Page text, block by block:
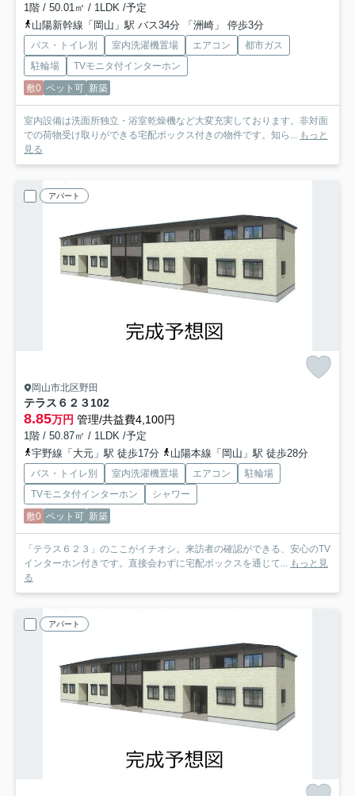
1階 / 50.01㎡ / 1LDK /予定
山陽新幹線「岡山」駅 バス34分 「洲崎」 停歩3分
バス・トイレ別 室内洗濯機置場 エアコン
都市ガス
駐輪場
TVモニタ付インターホン
敷0 ペット可 新築
室内設備は洗面所独立・浴室乾燥機など大変充実しております。非対面
での荷物受け取りができる宅配ボックス付きの物件です。知ら...
もっと
見る
アパート
岡山市北区野田
テラス６２３102
8.85万円 管理/共益費4,100円
1階 / 50.87㎡ / 1LDK /予定
宇野線「大元」駅 徒歩17分
山陽本線「岡山」駅 徒歩28分
バス・トイレ別 室内洗濯機置場 エアコン
駐輪場
TVモニタ付インターホン
シャワー
敷0 ペット可 新築
「テラス６２３」のここがイチオシ。来訪者の確認ができる、安心のTV
インターホン付きです。直接会わずに宅配ボックスを通じて...
もっと見
る
アパート